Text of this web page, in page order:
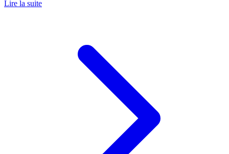
Lire la suite